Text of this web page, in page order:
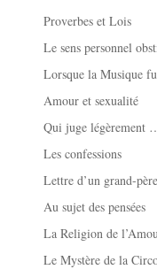
Proverbes et Lois
Le sens personnel
Lorsque la Musique
Amour et sexualité
Qui juge légèrement
Les confessions
Lettre d’un grand-
Au sujet des pensées
La Religion de
Le Mystère de la